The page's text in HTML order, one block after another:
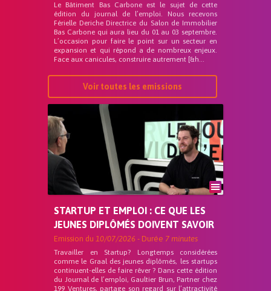
Le Bâtiment Bas Carbone est le sujet de cette
édition du journal de l’emploi. Nous recevons
Férielle Deriche Directrice du Salon de Immobilier
Bas Carbone qui aura lieu du 01 au 03 septembre.
L’occasion pour faire le point sur un secteur en
expansion et qui répond a de nombreux enjeux.
Face aux canicules, construire autrement [&h...
Voir toutes les emissions
STARTUP ET EMPLOI : CE QUE LES
JEUNES DIPLÔMÉS DOIVENT SAVOIR
Emission du 10/07/2026 - Durée 7 minutes
Travailler en Startup? Longtemps considérées
comme le Graal des jeunes diplômés, les startups
continuent-elles de faire rêver ? Dans cette édition
du Journal de l’emploi, Gaultier Brun, Partner chez
199 Ventures, partage son regard sur l’attractivité